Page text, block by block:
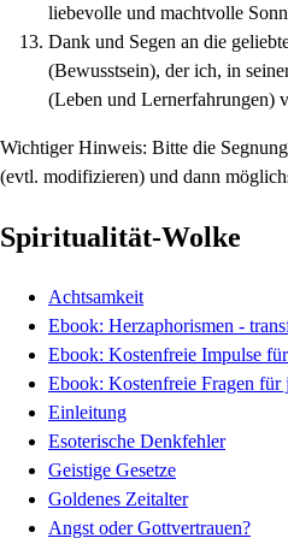
liebevolle und machtvolle
Dank und Segen an die
(Bewusstsein), der ich, in
(Leben und Lernerfahrungen)
Wichtiger Hinweis: Bitte die
(evtl. modifizieren) und dann
Spiritualität-Wolke
Achtsamkeit
Ebook: Herzaphorismen -
Ebook: Kostenfreie Impulse
Ebook: Kostenfreie Fragen für
Einleitung
Esoterische Denkfehler
Geistige Gesetze
Goldenes Zeitalter
Angst oder Gottvertrauen?